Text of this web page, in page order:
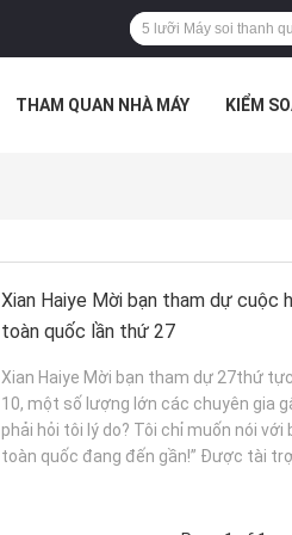
THAM QUAN NHÀ MÁY KIỂM
Xian Haiye Mời bạn tham dự cuộc
toàn quốc lần thứ 27
Xian Haiye Mời bạn tham dự 27thứ
10, một số lượng lớn các chuyên gia
phải hỏi tôi lý do? Tôi chỉ muốn nói
toàn quốc đang đến gần!” Được tài